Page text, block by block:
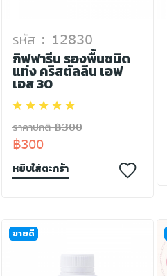
รหัส : 12830
กิฟฟารีน รองพื้นชนิด
แท่ง คริสตัลลีน เอฟ
เอส 30
ราคาปกติ ฿300
฿300
หยิบใส่ตะกร้า
ขายดี